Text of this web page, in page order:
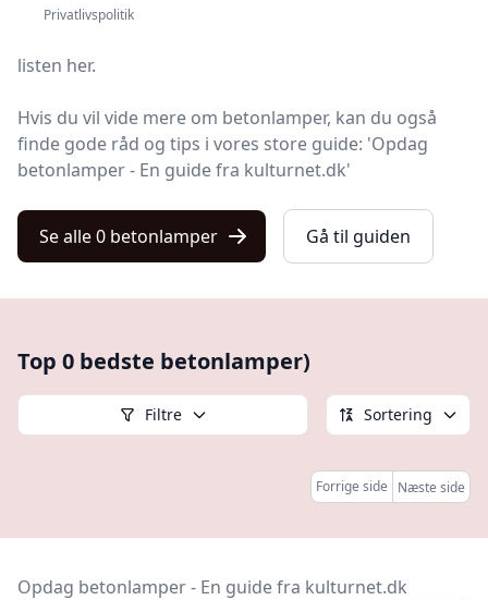
gratis fragt? Eller har du allerede en bestemt model i
listen her.
Hvis du vil vide mere om betonlamper, kan du også
finde gode råd og tips i vores store guide: 'Opdag
betonlamper - En guide fra kulturnet.dk'
Se alle 0 betonlamper Gå til guiden
Top 0 bedste betonlamper)
Filtre Sortering
Forrige side Næste side
Opdag betonlamper - En guide fra kulturnet.dk
Privatlivspolitik